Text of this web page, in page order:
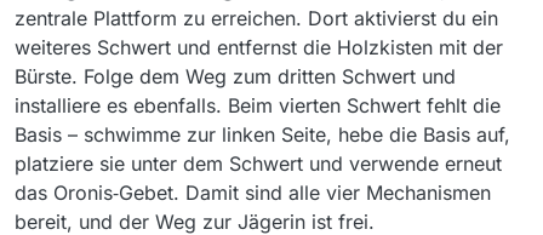
zentrale Plattform zu erreichen. Dort aktivierst du ein
weiteres Schwert und entfernst die Holzkisten mit der
Bürste. Folge dem Weg zum dritten Schwert und
installiere es ebenfalls. Beim vierten Schwert fehlt die
Basis – schwimme zur linken Seite, hebe die Basis auf,
platziere sie unter dem Schwert und verwende erneut
das Oronis‑Gebet. Damit sind alle vier Mechanismen
bereit, und der Weg zur Jägerin ist frei.